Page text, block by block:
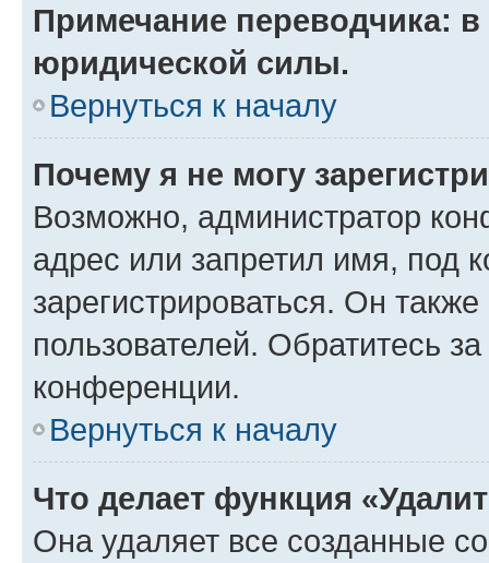
Примечание переводчика:
юридической силы.
Вернуться к началу
Почему я не могу
Возможно, администратор
адрес или запретил имя, под
зарегистрироваться. Он
пользователей. Обратитесь
конференции.
Вернуться к началу
Что делает функция
Она удаляет все созданные